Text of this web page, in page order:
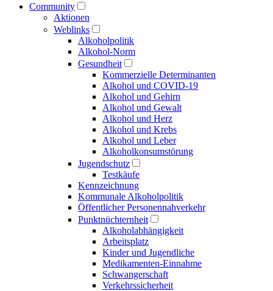
Community
Aktionen
Weblinks
Alkoholpolitik
Alkohol-Norm
Gesundheit
Kommerzielle Determinanten
Alkohol und COVID-19
Alkohol und Gehirn
Alkohol und Gewalt
Alkohol und Herz
Alkohol und Krebs
Alkohol und Leber
Alkoholkonsumstörung
Jugendschutz
Testkäufe
Kennzeichnung
Kommunale Alkoholpolitik
Öffentlicher Personennahverkehr
Punktnüchternheit
Alkoholabhängigkeit
Arbeitsplatz
Kinder und Jugendliche
Medikamenten-Einnahme
Schwangerschaft
Verkehrssicherheit